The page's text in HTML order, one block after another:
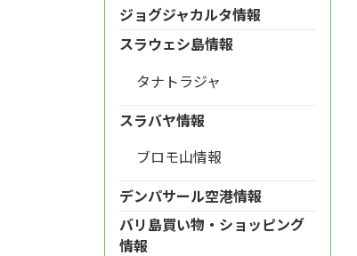
ジョグジャカルタ情報
スラウェシ島情報
タナトラジャ
スラバヤ情報
ブロモ山情報
デンパサール空港情報
バリ島買い物・ショッピング
情報